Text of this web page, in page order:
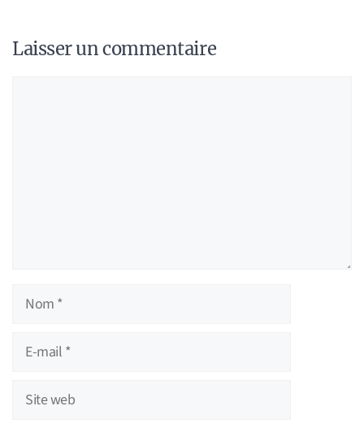
Laisser un commentaire
Nom
Site
web